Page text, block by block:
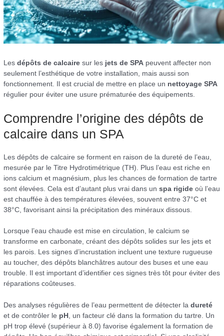
Lesdépôts de calcaire sur les jets de SPA peuvent affecter non
seulement l’esthétique de votre installation, mais aussi son
fonctionnement. Il est crucial de mettre en place un nettoyage SPA
régulier pour éviter une usure prématurée des équipements.
Comprendre l’origine des dépôts de
calcaire dans un SPA
Les dépôts de calcaire se forment en raison de la dureté de l’eau,
mesurée par le Titre Hydrotimétrique (TH). Plus l’eau est riche en
ions calcium et magnésium, plus les chances de formation de tartre
sont élevées. Cela est d’autant plus vrai dans unspa rigide où l’eau
est chauffée à des températures élevées, souvent entre 37°C et
38°C, favorisant ainsi la précipitation des minéraux dissous.
Lorsque l’eau chaude est mise en circulation, le calcium se
transforme en carbonate, créant des dépôts solides sur les jets et
les parois. Les signes d’incrustation incluent une texture rugueuse
au toucher, des dépôts blanchâtres autour des buses et une eau
trouble. Il est important d’identifier ces signes très tôt pour éviter des
réparations coûteuses.
Des analyses régulières de l’eau permettent de détecter ladureté
et de contrôler le pH , un facteur clé dans la formation du tartre. Un
pH trop élevé (supérieur à 8.0) favorise également la formation de